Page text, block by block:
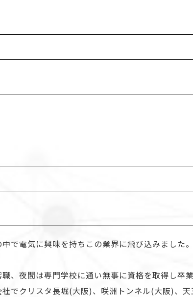
で電気に興味を持ちこの業界に飛び込みました
、夜間は専門学校に通い無事に資格を取得し卒
でクリスタ長堀(大阪)、咲洲トンネル(大阪)、